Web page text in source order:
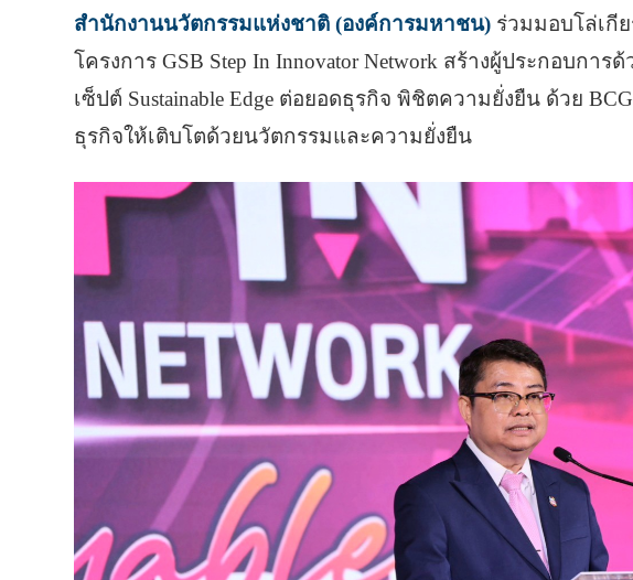
สำนักงานนวัตกรรมแห่งชาติ (องค์การมหาชน) ร่วมมอบโล่เกี
โครงการ GSB Step In Innovator Network สร้างผู้ประกอบกา
เซ็ปต์ Sustainable Edge ต่อยอดธุรกิจ พิชิตความยั่งยืน ด้วย
ธุรกิจให้เติบโตด้วยนวัตกรรมและความยั่งยืน